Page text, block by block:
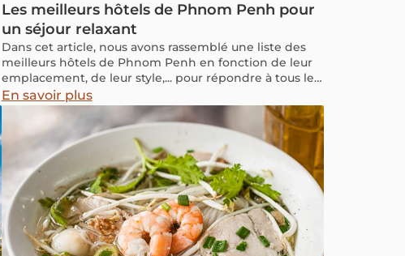
Les meilleurs hôtels de Phnom Penh pour
un séjour relaxant
Dans cet article, nous avons rassemblé une liste des
meilleurs hôtels de Phnom Penh en fonction de leur
emplacement, de leur style,... pour répondre à tous les
besoins et les goûts. En plus de cela, nous partageons
des astuces pour économiser sur les coûts de votre
En savoir plus